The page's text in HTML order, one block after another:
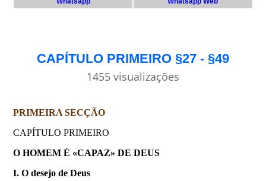
CAPÍTULO PRIMEIRO §27 - §49
1455 visualizações
PRIMEIRA SECÇÃO
CAPÍTULO PRIMEIRO
O HOMEM É «CAPAZ» DE DEUS
I. O desejo de Deus